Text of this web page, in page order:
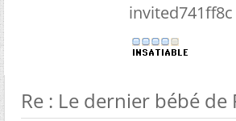
invited741ff8c
Re : Le dernier bébé de